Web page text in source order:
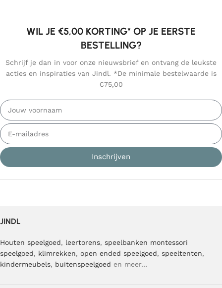
WIL JE €5,00 KORTING* OP JE EERSTE
BESTELLING?
Schrijf je dan in voor onze nieuwsbrief en ontvang de leukste
acties en inspiraties van Jindl. *De minimale bestelwaarde is
€75,00
Inschrijven
JINDL
Houten speelgoed, leertorens, speelbanken montessori
speelgoed, klimrekken, open ended speelgoed, speeltenten,
kindermeubels, buitenspeelgoed en meer…